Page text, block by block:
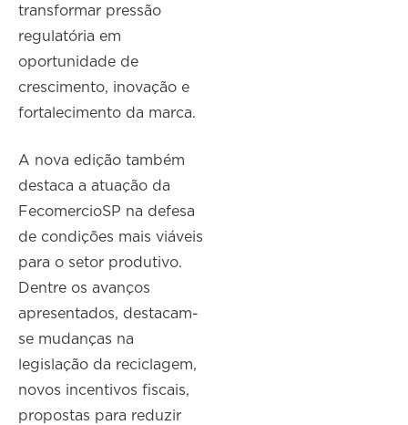
transformar pressão
regulatória em
oportunidade de
crescimento, inovação e
fortalecimento da marca.
A nova edição também
destaca a atuação da
FecomercioSP na defesa
de condições mais viáveis
para o setor produtivo.
Dentre os avanços
apresentados, destacam-
se mudanças na
legislação da reciclagem,
novos incentivos fiscais,
propostas para reduzir